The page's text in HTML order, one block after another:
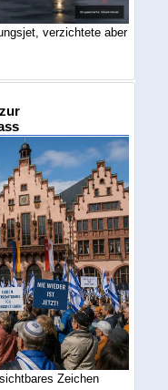
verzichtete aber
Zeichen